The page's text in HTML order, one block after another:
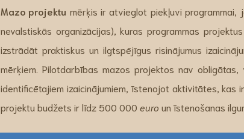
Mazo projektu mērķis ir atvieglot piekļuvi programmai,
nevalstiskās organizācijas), kuras programmas
izstrādāt praktiskus un ilgtspējīgus risinājumus
mērķiem. Pilotdarbības mazos projektos nav
identificētajiem izaicinājumiem, īstenojot aktivitātes, kas
projektu budžets ir līdz 500 000 euro un īstenošanas